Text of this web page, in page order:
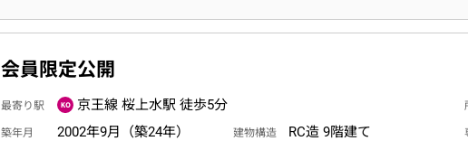
会員限定公開
最寄り駅 京王線 桜上水駅 徒歩5分
築年月 2002年9月（築24年） 建物構造 RC造 9階建て